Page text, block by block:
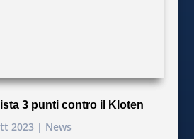
3 punti contro il Kloten
2023| News